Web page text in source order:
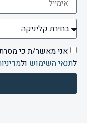
אני מאשר/ת כי
לתנאי השימוש ול